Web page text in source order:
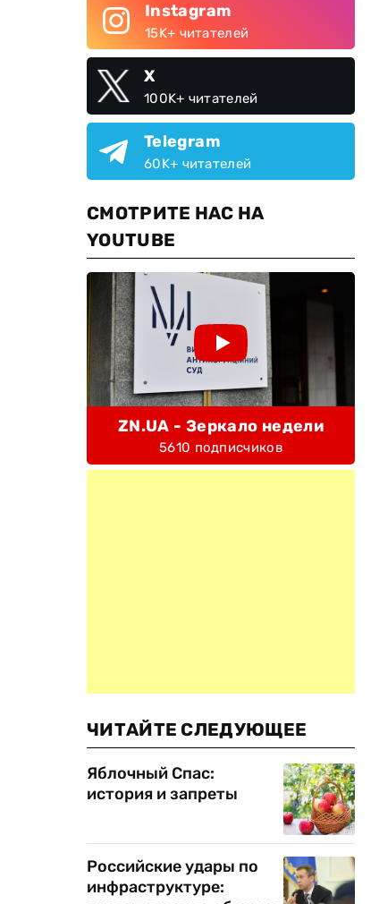
Instagram
15K+ читателей
X
100K+ читателей
Telegram
60K+ читателей
СМОТРИТЕ НАС НА
YOUTUBE
ZN.UA - Зеркало недели
5610 подписчиков
ЧИТАЙТЕ СЛЕДУЮЩЕЕ
Яблочный Спас:
история и запреты
Российские удары по
инфраструктуре: